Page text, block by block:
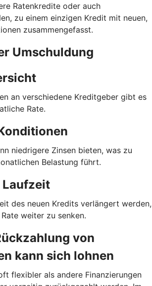
Ratenkredite oder auch
zu einem einzigen Kredit mit neuen,
zusammengefasst.
Umschuldung
an verschiedene Kreditgeber gibt es
Rate.
niedrigere Zinsen bieten, was zu
Belastung führt.
Laufzeit
des neuen Kredits verlängert werden,
weiter zu senken.
von
kann sich lohnen
flexibler als andere Finanzierungen